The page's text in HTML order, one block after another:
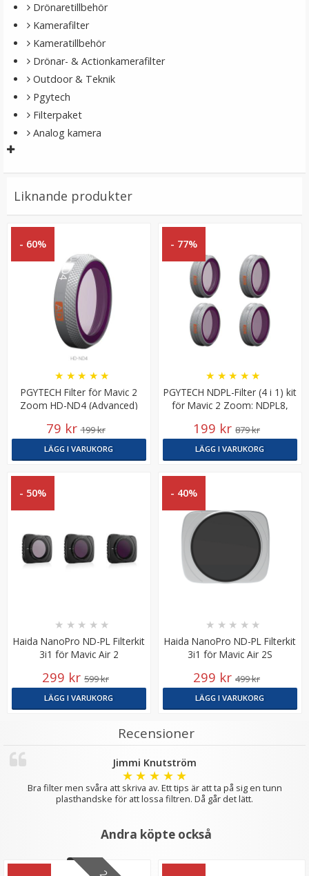
K&F Concept 10st Rengöringsstickor för fullformats
JJC Skärmskydd för Sony A7 IV A7 CR A7C II A6700 ZV-
E1 optiskt glas
★★ ★★
139 kr
LÄGG I VARUKORG
Drönaretillbehör
Kamerafilter
Kameratillbehör
Drönar- & Actionkamerafilter
Outdoor & Teknik
Pgytech
Filterpaket
Analog kamera
Liknande produkter
- 60%
PGYTECH Filter för Mavic 2
Zoom HD-ND4 (Advanced)
★ ★ ★ ★ ★
79 kr 199 kr
LÄGG I VARUKORG
- 77%
PGYTECH NDPL-Filter (4 i 1) kit
för Mavic 2 Zoom: NDPL8,
★ ★ ★ ★ ★
199 kr 879 kr
LÄGG I VARUKORG
- 50%
Haida NanoPro ND-PL Filterkit
3i1 för Mavic Air 2
★ ★ ★ ★ ★
299 kr 599 kr
LÄGG I VARUKORG
- 40%
Haida NanoPro ND-PL Filterkit
3i1 för Mavic Air 2S
★ ★ ★ ★ ★
299 kr 499 kr
LÄGG I VARUKORG
Recensioner
Jimmi Knutström
★ ★ ★ ★ ★
Bra filter men svåra att skriva av. Ett tips är att ta på sig en tunn
plasthandske för att lossa filtren. Då går det lätt.
Andra köpte också